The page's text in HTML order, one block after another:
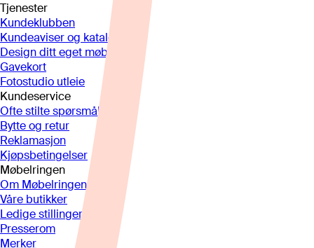
Tjenester
Kundeklubben
Kundeaviser og kataloger
Design ditt eget møbel
Gavekort
Fotostudio utleie
Kundeservice
Ofte stilte spørsmål
Bytte og retur
Reklamasjon
Kjøpsbetingelser
Møbelringen
Om Møbelringen
Våre butikker
Ledige stillinger
Presserom
Merker